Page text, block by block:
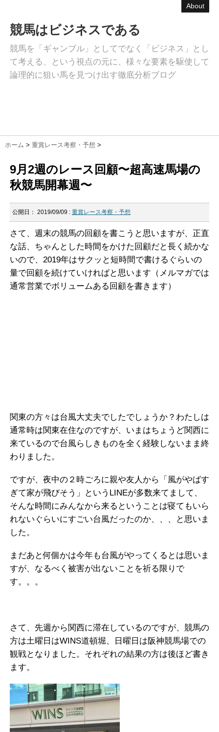
About
競馬はビジネスである
競馬を「ギャンブル」としてでなく「ビジネス」とし
て考える、という視点の元に、様々な要素を駆使して
論理的に狙い馬を見つけ出す徹底分析ブログ
ホーム > 重賞レース考察・予想 >
9月2週のレース回顧〜超高速馬場の
秋競馬開幕週〜
公開日： 2019/09/09 : 重賞レース考察・予想
さて、週末の競馬の回顧を書こうと思いますが、正直
な話、ちゃんとした時間をかけた回顧だと長く続かな
いので、2019年はサクッと短時間で書けるぐらいの
量で回顧を続けていければと思います（メルマガでは
通常営業でボリュームある回顧を書きます）
関東の方々は台風大丈夫でしたでしょうか？わたしは
通常時は関東在住なのですが、いまはちょうど関西に
来ているので台風らしきものを全く経験しないまま終
わりました。
ですが、夜中の２時ごろに親や友人から「風がやばす
ぎて家が飛びそう」というLINEが多数来てまして、
そんな時間にみんなから来るということは寝てもいら
れないぐらいにすごい台風だったのか、、、と思いま
した。
まだあと何個かは今年も台風がやってくるとは思いま
すが、なるべく被害が出ないことを祈る限りで
す。。。
さて、先週から関西に滞在しているのですが、競馬の
方は土曜日はWINS道頓堀、日曜日は阪神競馬場での
観戦となりました。それぞれの結果の方は後ほど書き
ます。